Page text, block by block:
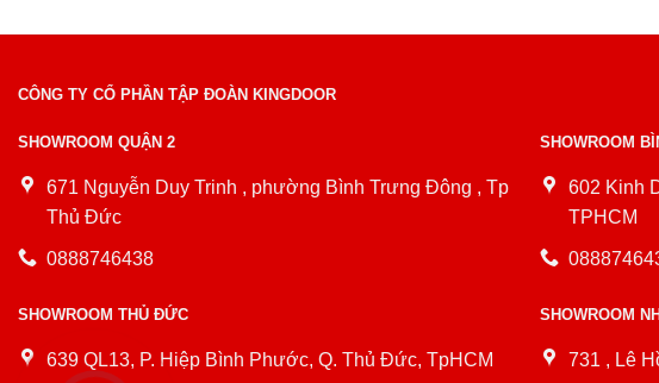
CÔNG TY CỔ PHẦN TẬP ĐOÀN KINGDOOR
SHOWROOM QUẬN 2
671 Nguyễn Duy Trinh , phường Bình Trưng Đông , Tp
Thủ Đức
0888746438
SHOWROOM THỦ ĐỨC
639 QL13, P. Hiệp Bình Phước, Q. Thủ Đức, TpHCM
SHOWROOM
602 Kinh
TPHCM
SHOWROOM
731 , Lê